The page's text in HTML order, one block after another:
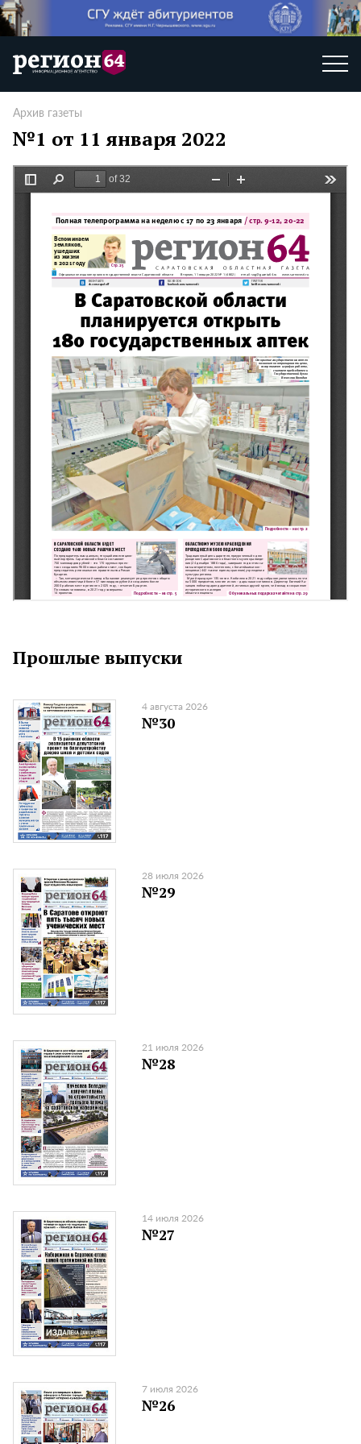
Архив газеты
№1 от 11 января 2022
Прошлые выпуски
4 августа 2026
№30
28 июля 2026
№29
21 июля 2026
№28
14 июля 2026
№27
7 июля 2026
№26